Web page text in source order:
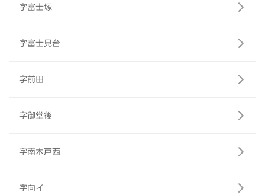
字富士塚
字富士見台
字前田
字御堂後
字南木戸西
字向イ